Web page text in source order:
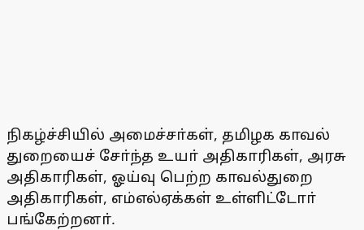
நிகழ்ச்சியில் அமைச்சா்கள், தமிழக காவல்
துறையைச் சோ்ந்த உயா் அதிகாரிகள், அரசு
அதிகாரிகள், ஓய்வு பெற்ற காவல்துறை
அதிகாரிகள், எம்எல்ஏக்கள் உள்ளிட்டோா்
பங்கேற்றனா்.